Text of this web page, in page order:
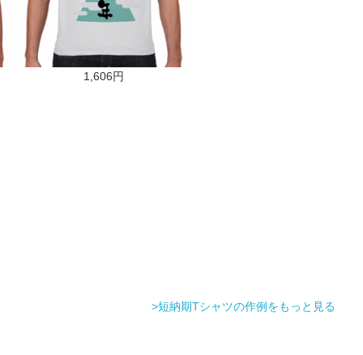
1,606円
>短納期Tシャツの作例をもっと見る